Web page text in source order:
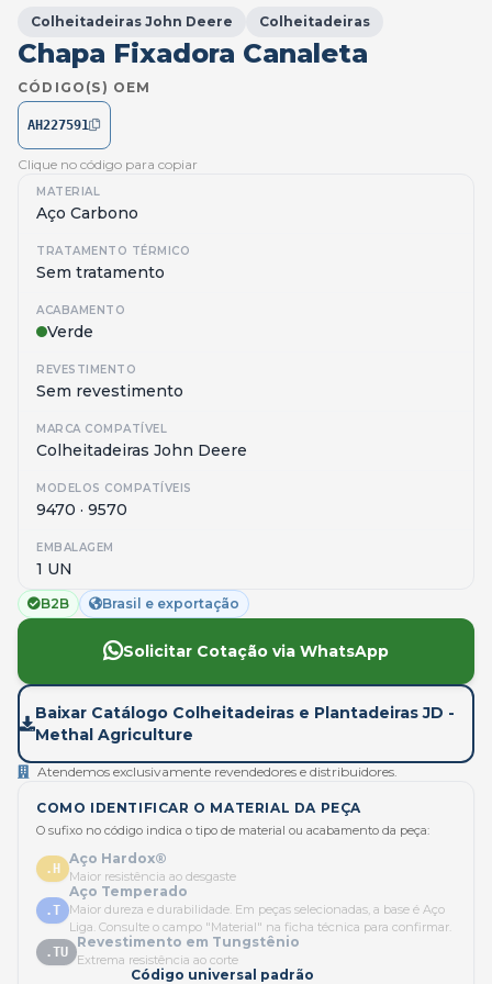
Colheitadeiras John Deere Colheitadeiras
Chapa Fixadora Canaleta
CÓDIGO(S) OEM
AH227591
Clique no código para copiar
MATERIAL
Aço Carbono
TRATAMENTO TÉRMICO
Sem tratamento
ACABAMENTO
Verde
REVESTIMENTO
Sem revestimento
MARCA COMPATÍVEL
Colheitadeiras John Deere
MODELOS COMPATÍVEIS
9470 · 9570
EMBALAGEM
1 UN
B2B Brasil e exportação
Solicitar Cotação via WhatsApp
Baixar Catálogo Colheitadeiras e Plantadeiras JD -
Methal Agriculture
Atendemos exclusivamente revendedores e distribuidores.
COMO IDENTIFICAR O MATERIAL DA PEÇA
O sufixo no código indica o tipo de material ou acabamento da peça:
.H
Aço Hardox®
Maior resistência ao desgaste
.T
Aço Temperado
Maior dureza e durabilidade. Em peças selecionadas, a base é Aço
Liga. Consulte o campo "Material" na ficha técnica para confirmar.
.TU
Revestimento em Tungstênio
Extrema resistência ao corte
Código universal padrão